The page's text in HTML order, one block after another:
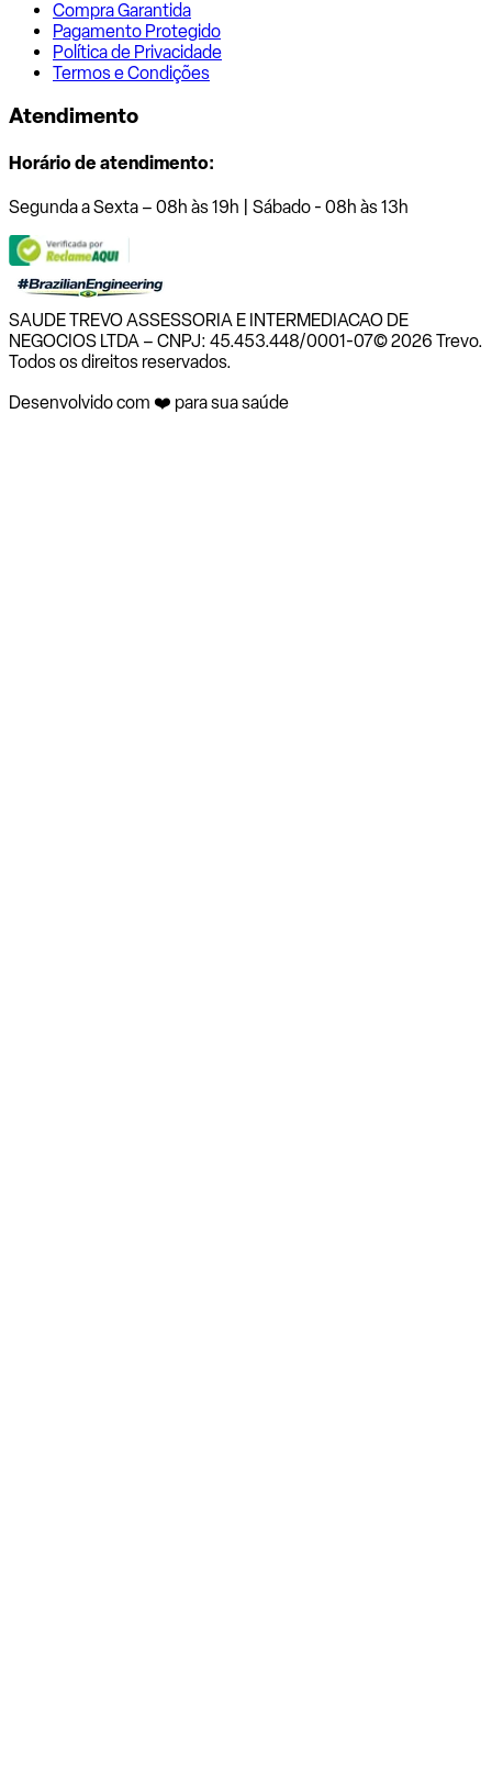
Compra Garantida
Pagamento Protegido
Política de Privacidade
Termos e Condições
Atendimento
Horário de atendimento:
Segunda a Sexta – 08h às 19h | Sábado - 08h às 13h
SAUDE TREVO ASSESSORIA E INTERMEDIACAO DE
NEGOCIOS LTDA – CNPJ: 45.453.448/0001-07© 2026 Trevo.
Todos os direitos reservados.
Desenvolvido com ❤️ para sua saúde